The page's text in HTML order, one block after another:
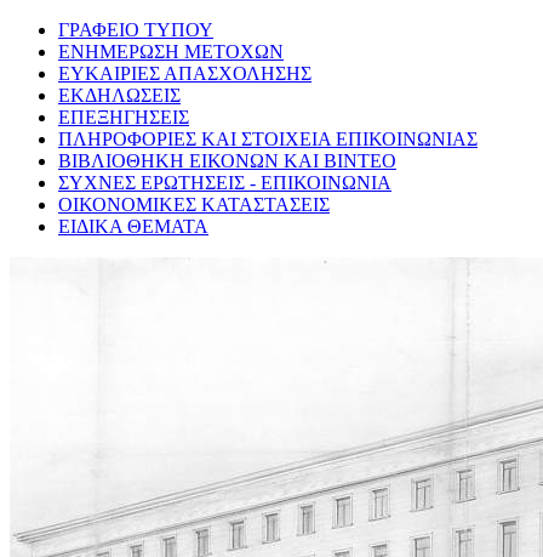
ΓΡΑΦΕΙΟ ΤΥΠΟΥ
ΕΝΗΜΕΡΩΣΗ ΜΕΤΟΧΩΝ
ΕΥΚΑΙΡΙΕΣ ΑΠΑΣΧΟΛΗΣΗΣ
ΕΚΔΗΛΩΣΕΙΣ
ΕΠΕΞΗΓΗΣΕΙΣ
ΠΛΗΡΟΦΟΡΙΕΣ ΚΑΙ ΣΤΟΙΧΕΙΑ ΕΠΙΚΟΙΝΩΝΙΑΣ
ΒΙΒΛΙΟΘΗΚΗ ΕΙΚΟΝΩΝ ΚΑΙ ΒΙΝΤΕΟ
ΣΥΧΝΕΣ ΕΡΩΤΗΣΕΙΣ - ΕΠΙΚΟΙΝΩΝΙΑ
ΟΙΚΟΝΟΜΙΚΕΣ ΚΑΤΑΣΤΑΣΕΙΣ
ΕΙΔΙΚΑ ΘΕΜΑΤΑ